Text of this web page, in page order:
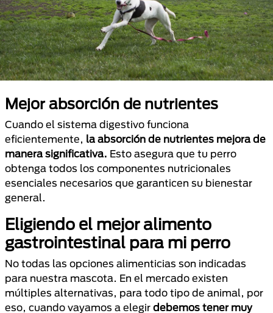
Mejor absorción de nutrientes
Cuando el sistema digestivo funciona
eficientemente, la absorción de nutrientes mejora de
manera significativa. Esto asegura que tu perro
obtenga todos los componentes nutricionales
esenciales necesarios que garanticen su bienestar
general.
Eligiendo el mejor alimento
gastrointestinal para mi perro
No todas las opciones alimenticias son indicadas
para nuestra mascota. En el mercado existen
múltiples alternativas, para todo tipo de animal, por
eso, cuando vayamos a elegir debemos tener muy